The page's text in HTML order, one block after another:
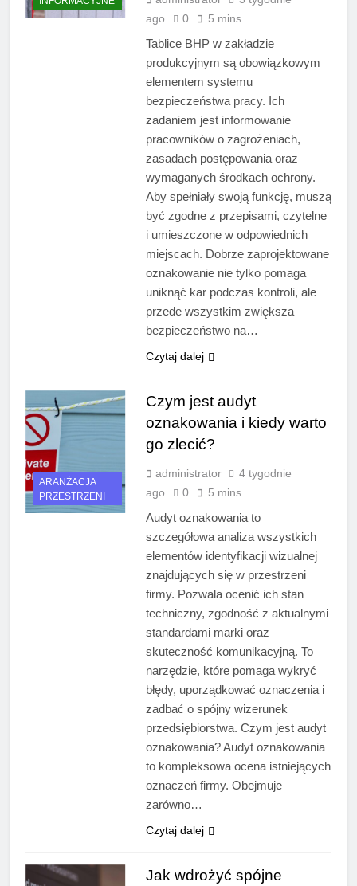
ago
0 5 mins
Tablice BHP w zakładzie
produkcyjnym są obowiązkowym
elementem systemu
bezpieczeństwa pracy. Ich
zadaniem jest informowanie
pracowników o zagrożeniach,
zasadach postępowania oraz
wymaganych środkach ochrony.
Aby spełniały swoją funkcję, muszą
być zgodne z przepisami, czytelne
i umieszczone w odpowiednich
miejscach. Dobrze zaprojektowane
oznakowanie nie tylko pomaga
uniknąć kar podczas kontroli, ale
przede wszystkim zwiększa
bezpieczeństwo na…
Czytaj dalej
ARANŻACJA
PRZESTRZENI
Czym jest audyt
oznakowania i kiedy warto
go zlecić?
administrator
4 tygodnie
ago
0 5 mins
Audyt oznakowania to
szczegółowa analiza wszystkich
elementów identyfikacji wizualnej
znajdujących się w przestrzeni
firmy. Pozwala ocenić ich stan
techniczny, zgodność z aktualnymi
standardami marki oraz
skuteczność komunikacyjną. To
narzędzie, które pomaga wykryć
błędy, uporządkować oznaczenia i
zadbać o spójny wizerunek
przedsiębiorstwa. Czym jest audyt
oznakowania? Audyt oznakowania
to kompleksowa ocena istniejących
oznaczeń firmy. Obejmuje
zarówno…
Czytaj dalej
Jak wdrożyć spójne